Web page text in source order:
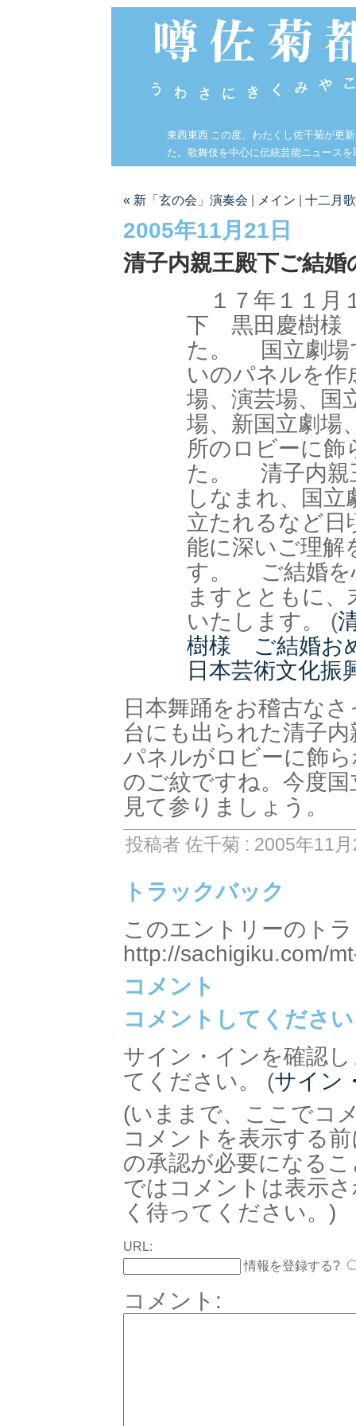
東西東西 この度、わたくし佐千菊が更
た。歌舞伎を中心に伝統芸能ニュース
« 新「玄の会」演奏会 メイン 十二月
2005年11月21日
清子内親王殿下ご結
１７年１１月
下 黒田慶樹様
た。 国立劇場
いのパネルを作
場、演芸場、国
場、新国立劇場
所のロビーに
た。 清子内親
しなまれ、国立
立たれるなど日
能に深いご理解
す。 ご結婚を
ますとともに
いたします。 (
樹様 ご結婚お
日本芸術文化振
日本舞踊をお稽古な
台にも出られた清子
パネルがロビーに飾
のご紋ですね。今度
見て参りましょう。
投稿者 佐千菊 : 2005年11
トラックバック
このエントリーのト
http://sachigiku.com/
コメント
コメントしてください
サイン・インを確認
てください。 (サイン
(いままで、ここでコ
コメントを表示する
の承認が必要になる
ではコメントは表示
く待ってください。)
URL:
情報を登録する?
コメント: